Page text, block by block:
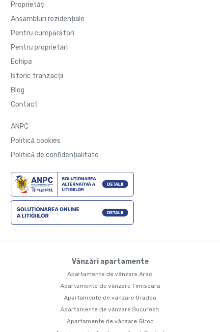
Proprietăți
Ansambluri rezidențiale
Pentru cumpărători
Pentru proprietari
Echipa
Istoric tranzacții
Blog
Contact
ANPC
Politică cookies
Politică de confidențialitate
Vânzări apartamente
Apartamente de vânzare Arad
Apartamente de vânzare Timisoara
Apartamente de vânzare Oradea
Apartamente de vânzare Bucuresti
Apartamente de vânzare Giroc